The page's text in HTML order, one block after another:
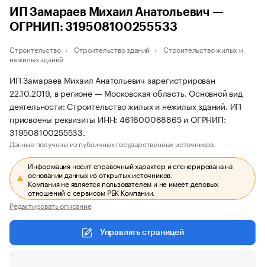
ИП Замараев Михаил Анатольевич —
ОГРНИП: 319508100255533
Строительство Строительство зданий
Строительство жилых и
нежилых зданий
ИП Замараев Михаил Анатольевич зарегистрирован
22.10.2019, в регионе — Московская область. Основной вид
деятельности: Строительство жилых и нежилых зданий. ИП
присвоены реквизиты ИНН: 461600088865 и ОГРНИП:
319508100255533.
Данные получены из публичных государственных источников.
Информация носит справочный характер и сгенерирована на
основании данных из открытых источников.
Компания не является пользователем и не имеет деловых
отношений с сервисом РБК Компании.
Редактировать описание
Управлять страницей